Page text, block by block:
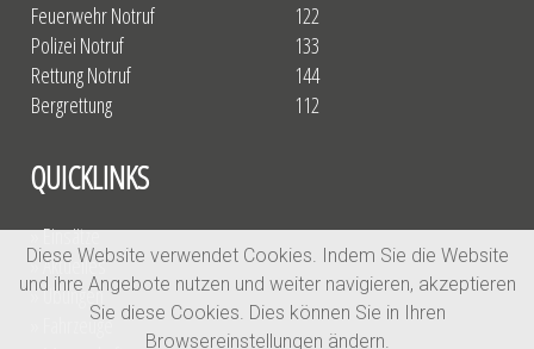
Feuerwehr Notruf
Polizei Notruf
Rettung Notruf
Bergrettung
122
133
144
112
QUICKLINKS
» Einsätze
» Aktuelles
» Übungen
» Fahrzeuge
Diese Website verwendet Cookies. Indem Sie die Website
und ihre Angebote nutzen und weiter navigieren, akzeptieren
Sie diese Cookies. Dies können Sie in Ihren
Browsereinstellungen ändern.